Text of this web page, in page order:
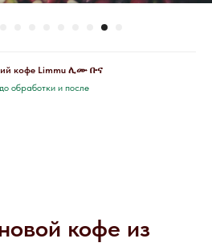
кофе Limmu ሊሙ ቡና
обработки и после
кофе из